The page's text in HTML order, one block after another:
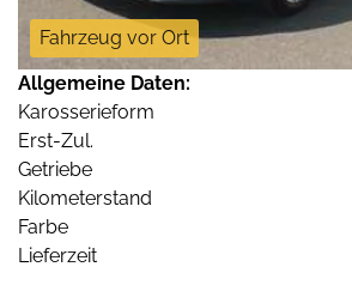
Fahrzeug vor Ort
Allgemeine Daten:
Karosserieform
Erst-Zul.
Getriebe
Kilometerstand
Farbe
Lieferzeit